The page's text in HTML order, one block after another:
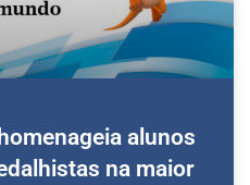
alunos
na maior